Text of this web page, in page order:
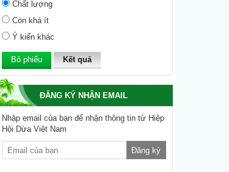
Chất lượng
Còn khá ít
Ý kiến khác
Kết quả
ĐĂNG KÝ NHẬN EMAIL
Nhập email của bạn để nhận thông tin từ Hiệp
Hội Dừa Việt Nam